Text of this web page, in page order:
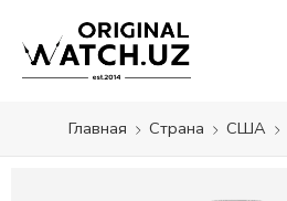
Главная Страна США